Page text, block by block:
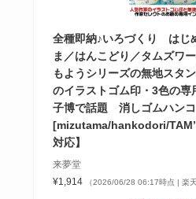
全種即納♪いろづくり はじ
ま／はんこどり／タムズワ
もようシリーズの無地スタ
のイラストゴム印・3色の専
子博で話題 消しゴムハンコ
[mizutama/hankodori/
対応】
来夢堂
¥1,914
（2026/06/28 06:17時点 | 楽天